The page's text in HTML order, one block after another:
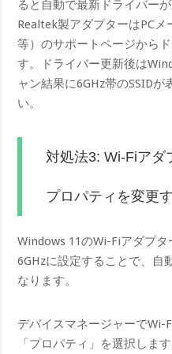
ると自動で最新ドライバー
Realtek製アダプターはPC
等）のサポートページから
す。ドライバー更新後は
ャン結果に6GHz帯のSSID
い。
対処法3: Wi-Fiアダ
プロパティを変更
Windows 11のWi-Fiアダプ
6GHzに設定することで、自
なります。
デバイスマネージャーでWi-
「プロパティ」を選択しま